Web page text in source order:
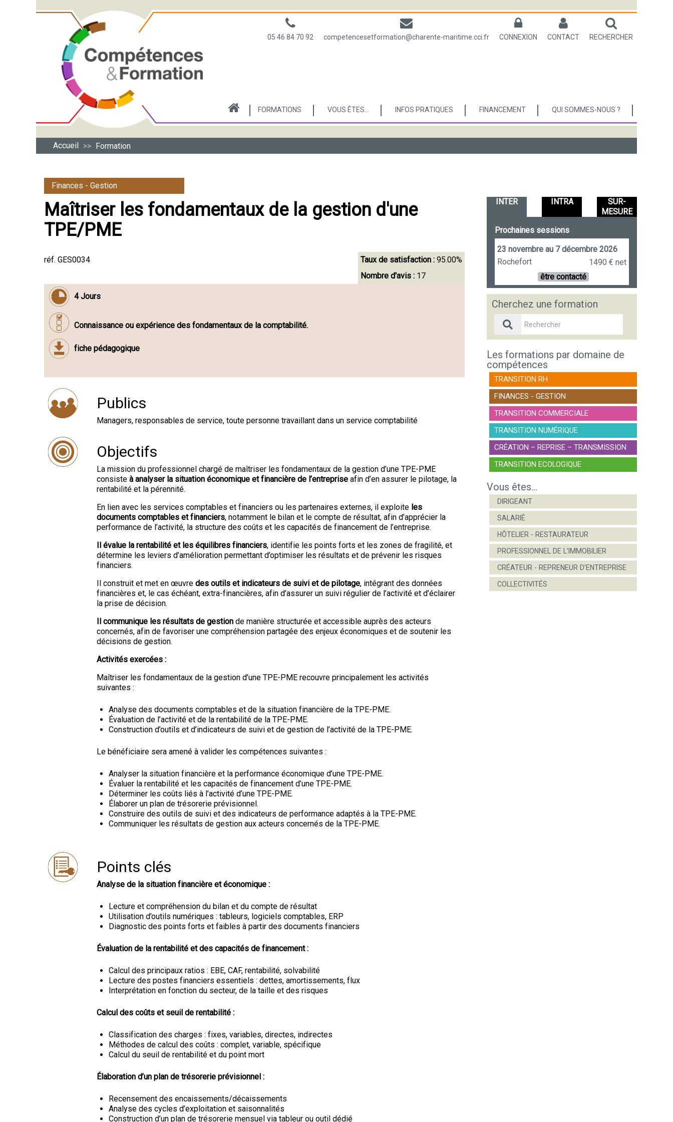
05 46 84 70 92 competencesetformation@charente-maritime.cci.fr CONNEXION CONTACT RECHERCHER
FORMATIONS VOUS ÊTES... INFOS PRATIQUES FINANCEMENT QUI SOMMES-NOUS ?
Accueil >> Formation
Finances - Gestion
Maîtriser les fondamentaux de la gestion d'une
TPE/PME
réf. GES0034 Taux de satisfaction : 95.00%
Nombre d'avis : 17
4 Jours
Connaissance ou expérience des fondamentaux de la comptabilité.
fiche pédagogique
Publics
Managers, responsables de service, toute personne travaillant dans un service comptabilité
Objectifs
La mission du professionnel chargé de maîtriser les fondamentaux de la gestion d’une TPE-PME
consiste à analyser la situation économique et financière de l’entreprise afin d’en assurer le pilotage, la
rentabilité et la pérennité.
En lien avec les services comptables et financiers ou les partenaires externes, il exploite les
documents comptables et financiers, notamment le bilan et le compte de résultat, afin d’apprécier la
performance de l’activité, la structure des coûts et les capacités de financement de l’entreprise.
Il évalue la rentabilité et les équilibres financiers, identifie les points forts et les zones de fragilité, et
détermine les leviers d’amélioration permettant d’optimiser les résultats et de prévenir les risques
financiers.
Il construit et met en œuvre des outils et indicateurs de suivi et de pilotage, intégrant des données
financières et, le cas échéant, extra-financières, afin d’assurer un suivi régulier de l’activité et d’éclairer
la prise de décision.
Il communique les résultats de gestion de manière structurée et accessible auprès des acteurs
concernés, afin de favoriser une compréhension partagée des enjeux économiques et de soutenir les
décisions de gestion.
Activités exercées :
Maîtriser les fondamentaux de la gestion d’une TPE-PME recouvre principalement les activités
suivantes :
Analyse des documents comptables et de la situation financière de la TPE-PME.
Évaluation de l’activité et de la rentabilité de la TPE-PME.
Construction d’outils et d’indicateurs de suivi et de gestion de l’activité de la TPE-PME.
Le bénéficiaire sera amené à valider les compétences suivantes :
Analyser la situation financière et la performance économique d’une TPE-PME.
Évaluer la rentabilité et les capacités de financement d’une TPE-PME.
Déterminer les coûts liés à l’activité d’une TPE-PME.
Élaborer un plan de trésorerie prévisionnel.
Construire des outils de suivi et des indicateurs de performance adaptés à la TPE-PME.
Communiquer les résultats de gestion aux acteurs concernés de la TPE-PME.
Points clés
Analyse de la situation financière et économique :
Lecture et compréhension du bilan et du compte de résultat
Utilisation d’outils numériques : tableurs, logiciels comptables, ERP
Diagnostic des points forts et faibles à partir des documents financiers
Évaluation de la rentabilité et des capacités de financement :
Calcul des principaux ratios : EBE, CAF, rentabilité, solvabilité
Lecture des postes financiers essentiels : dettes, amortissements, flux
Interprétation en fonction du secteur, de la taille et des risques
Calcul des coûts et seuil de rentabilité :
Classification des charges : fixes, variables, directes, indirectes
Méthodes de calcul des coûts : complet, variable, spécifique
Calcul du seuil de rentabilité et du point mort
Élaboration d’un plan de trésorerie prévisionnel :
Recensement des encaissements/décaissements
Analyse des cycles d’exploitation et saisonnalités
Construction d’un plan de trésorerie mensuel via tableur ou outil dédié
INTER INTRA
SUR-
MESURE
Prochaines sessions
23 novembre au 7 décembre 2026
Rochefort
1490 € net
être contacté
Cherchez une formation
Les formations par domaine de
compétences
TRANSITION RH
FINANCES - GESTION
TRANSITION COMMERCIALE
TRANSITION NUMÉRIQUE
CRÉATION – REPRISE – TRANSMISSION
TRANSITION ECOLOGIQUE
Vous êtes...
DIRIGEANT
SALARIÉ
HÔTELIER - RESTAURATEUR
PROFESSIONNEL DE L’IMMOBILIER
CRÉATEUR - REPRENEUR D’ENTREPRISE
COLLECTIVITÉS